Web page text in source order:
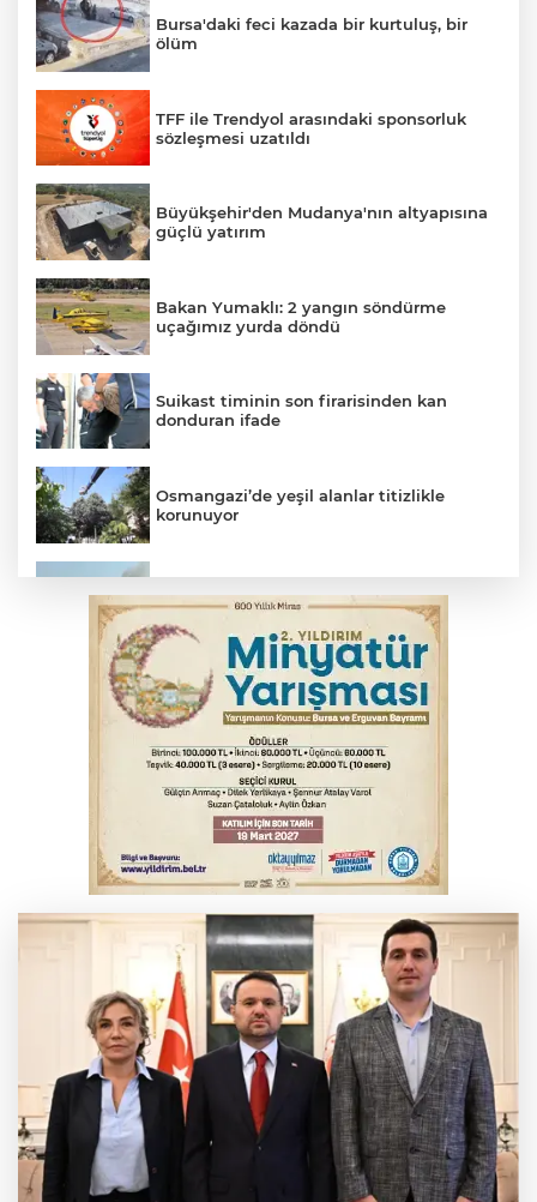
Bursa'daki feci kazada bir kurtuluş, bir
ölüm
TFF ile Trendyol arasındaki sponsorluk
sözleşmesi uzatıldı
Büyükşehir'den Mudanya'nın altyapısına
güçlü yatırım
Bakan Yumaklı: 2 yangın söndürme
uçağımız yurda döndü
Suikast timinin son firarisinden kan
donduran ifade
Osmangazi’de yeşil alanlar titizlikle
korunuyor
Bursa'da tavuk çiftliğinde yangın
Benzine dev indirim! Pompaya fiyatlarına
yansıyacak mı?
Bursa'da otomobil motosikletle çarpıştı:
2'si çocuk 3 yaralı
Bursa'da alkollü sürücü mahalleyi savaş
alanına çevirdi